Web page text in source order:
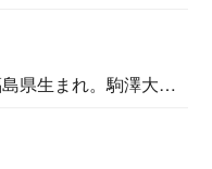
県生まれ。駒澤大学